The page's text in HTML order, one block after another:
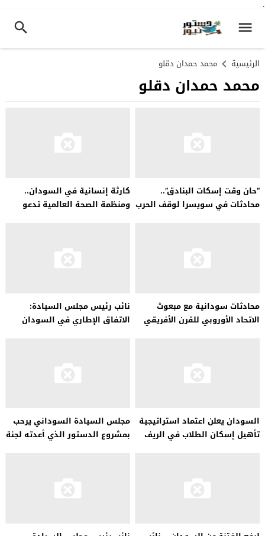
.
الرئيسية محمد حمدان دقلو
محمد حمدان دقلو
“حان وقت إسكات البنادق”..
محادثات في سويسرا لوقف الحرب
كارثة إنسانية في السودان..
ومنظمة الصحة العالمية تدعو
محادثات سودانية مع مبعوث
الاتحاد الأوروبي للقرن الأفريقي
نائب رئيس مجلس السيادة:
الاتفاق الإطاري في السودان
السودان يعلن اعتماد استراتيجية
تأهيل إسكان الطلاب في الريف
مجلس السيادة السوداني يرحب
بمشروع الدستور الذي أعدته لجنة